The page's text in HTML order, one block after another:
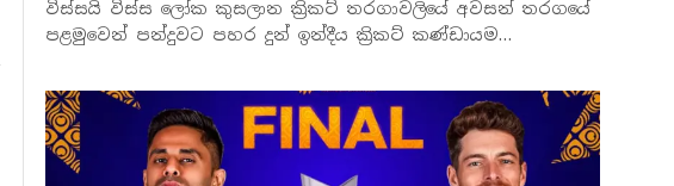
විස්සයි විස්ස ලෝක කුසලාන ක්‍රිකට් තරගාවලියේ අවසන් තරගයේ
පළමුවෙන් පන්දුවට පහර දුන් ඉන්දීය ක්‍රිකට් කණ්ඩායම…